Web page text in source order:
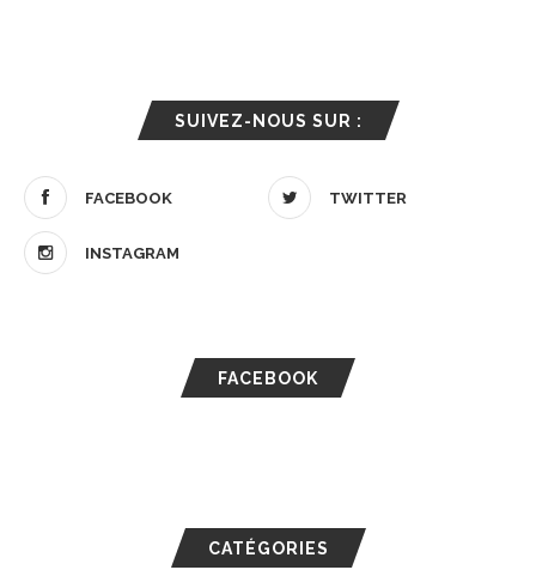
SUIVEZ-NOUS SUR :
FACEBOOK TWITTER
INSTAGRAM
FACEBOOK
CATÉGORIES